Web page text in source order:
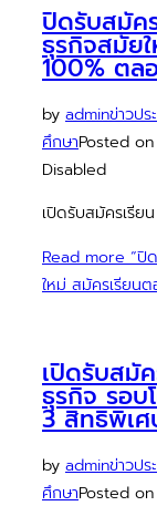
ปิดรับสมัค
ธุรกิจสมัย
100% ตล
by adminข่าวป
ศึกษาPosted on
Disabled
เปิดรับสมัครเรีย
Read more “ปิ
ใหม่ สมัครเรียน
เปิดรับสมั
ธุรกิจ รอบ
3 สิทธิพิเ
by adminข่าวป
ศึกษาPosted on